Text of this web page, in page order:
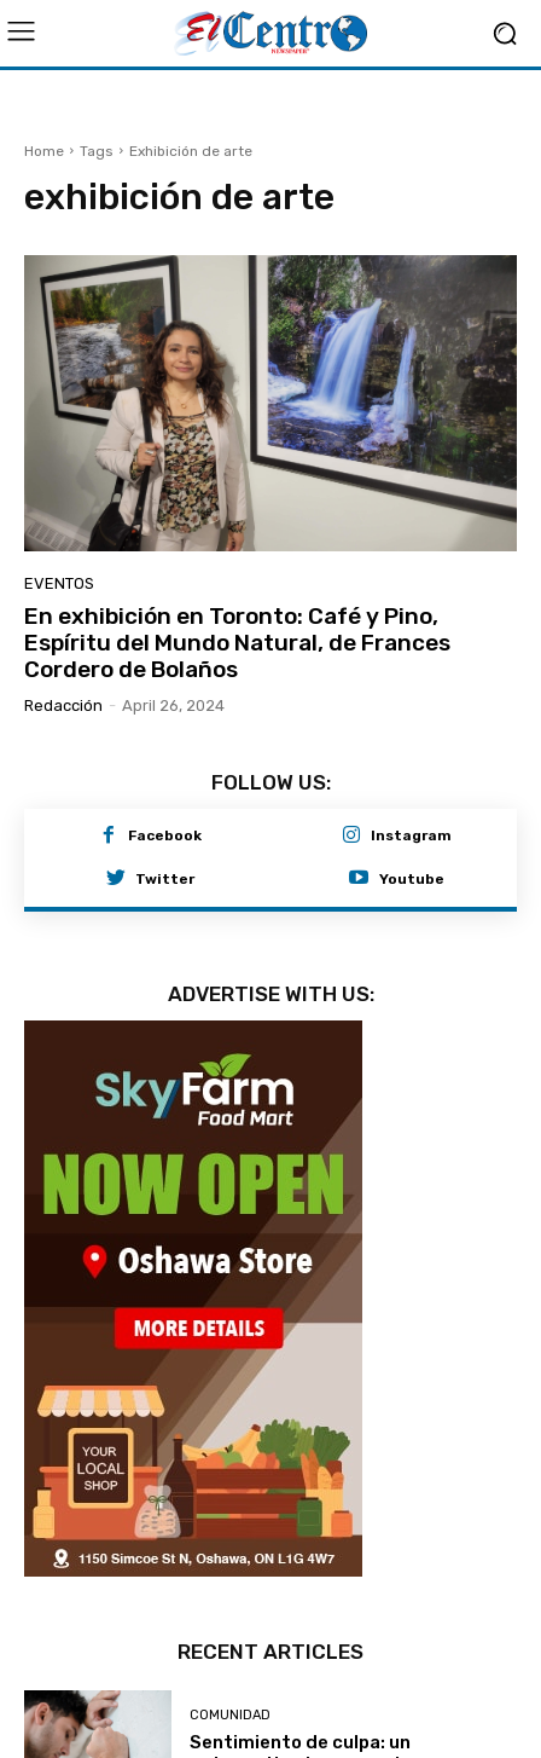
Home Tags Exhibición de arte
exhibición de arte
EVENTOS
En exhibición en Toronto: Café y Pino,
Espíritu del Mundo Natural, de Frances
Cordero de Bolaños
Redacción - April 26, 2024
FOLLOW US:
Facebook Instagram
Twitter Youtube
ADVERTISE WITH US:
RECENT ARTICLES
COMUNIDAD
Sentimiento de culpa: un